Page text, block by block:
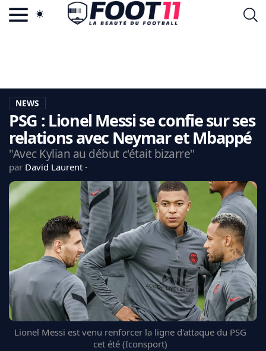
LA CHARTE
VIE PRIVÉE
CGU
CONTACTEZ-NOUS
MERCATO
LIGUE 1
REAL MADRID
FC BARCELONE
MANCHESTER UNITED
CHELSEA
ARSENAL
BAYERN
NEWS
PSG : Lionel Messi se confie sur ses
relations avec Neymar et Mbappé
"Avec Kylian au début c'était bizarre"
par David Laurent
Lionel Messi est venu renforcer la ligne d'attaque du PSG
cet été (Iconsport)